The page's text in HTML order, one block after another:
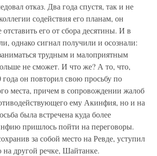
отказ. Два года спустя, так и не
содействия его планам, он
его от сбора десятины. И в
однако сигнал получили и осознали:
трудным и малоприятным
не сможет. И что же? А то, что,
года он повторил свою просьбу по
места, причем в сопровождении жалоб
ему Акинфия, но и на
была встречена куда более
пришлось пойти на переговоры.
за собой место на Ревде, уступил
другой речке, Шайтанке.